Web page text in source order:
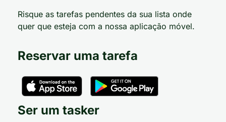
Risque as tarefas pendentes da sua lista onde
quer que esteja com a nossa aplicação móvel.
Reservar uma tarefa
Ser um tasker